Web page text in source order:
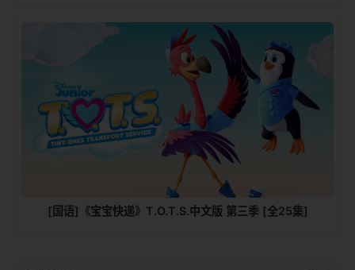
[国语]《宝宝快递》T.O.T.S.中文版 第三季 [全25集]